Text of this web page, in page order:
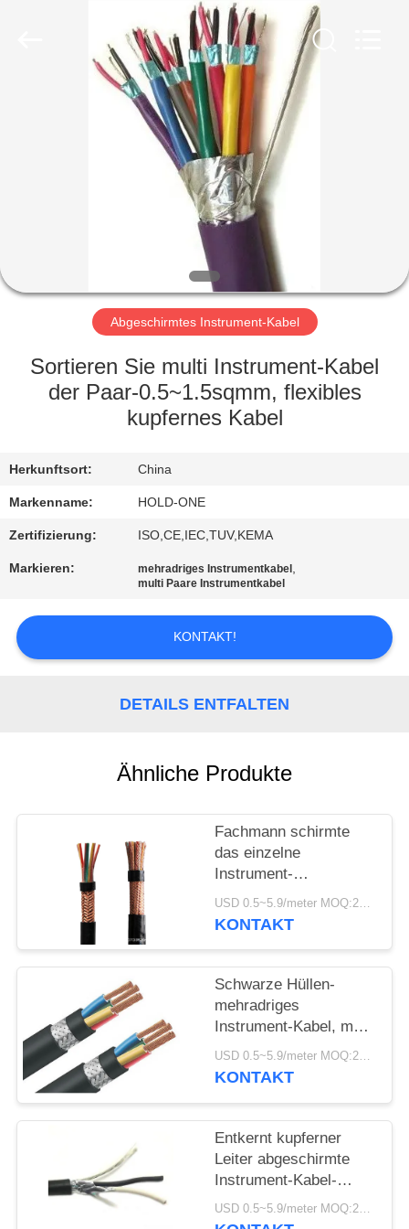
ÜBER
UNS
FABRIK-
AUSFLUG
TRETEN
SIE
MIT
IN
VERBINDUNG
NACHRICHTEN
DATENSCHUTZRICHTLINIE
Abgeschirmtes Instrument-Kabel
Sortieren Sie multi Instrument-Kabel
der Paar-0.5~1.5sqmm, flexibles
kupfernes Kabel
Herkunftsort: China
Markenname: HOLD-ONE
Zertifizierung: ISO,CE,IEC,TUV,KEMA
Markieren: mehradriges Instrumentkabel ,
multi Paare Instrumentkabel
KONTAKT!
DETAILS ENTFALTEN
Ähnliche Produkte
Fachmann schirmte
das einzelne
Instrument-
Kabel/insgesamt
Kupferdraht-Einfassung
USD 0.5~5.9/meter MOQ:2000
KONTAKT
Schwarze Hüllen-
mehradriges
Instrument-Kabel, multi
Paar abgeschirmtes
Kabel-
USD 0.5~5.9/meter MOQ:2000
KONTAKT
Entkernt kupferner
Leiter abgeschirmte
Instrument-Kabel-
Dreiergruppe 0,5 - 1,5
Quadrat-Millimeter
USD 0.5~5.9/meter MOQ:2000